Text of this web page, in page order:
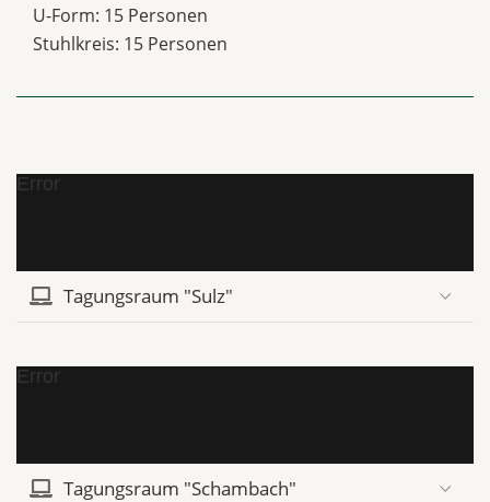
U-Form: 15 Personen
Stuhlkreis: 15 Personen
Error
Tagungsraum "Sulz"
Error
Tagungsraum "Schambach"